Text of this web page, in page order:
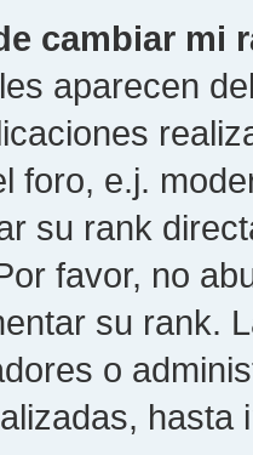
cambiar mi
aparecen
foro, e.j.
su rank
favor, no
su rank.
o
hasta